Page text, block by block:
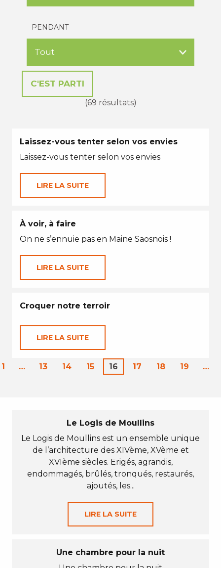
PENDANT
(69 résultats)
Laissez-vous tenter selon vos envies
Laissez-vous tenter selon vos envies
LIRE LA SUITE
À voir, à faire
On ne s’ennuie pas en Maine Saosnois !
LIRE LA SUITE
Croquer notre terroir
LIRE LA SUITE
1 … 13 14 15 16 17 18 19 …
Le Logis de Moullins
Le Logis de Moullins est un ensemble unique
de l’architecture des XIVème, XVème et
XVIème siècles. Erigés, agrandis,
endommagés, brûlés, tronqués, restaurés,
ajoutés, les...
LIRE LA SUITE
Une chambre pour la nuit